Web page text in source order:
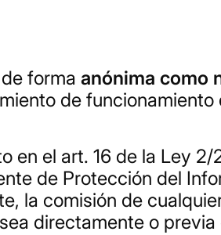
forma anónima como
de funcionamiento
en el art. 16 de la Ley
de Protección del
la comisión de
directamente o